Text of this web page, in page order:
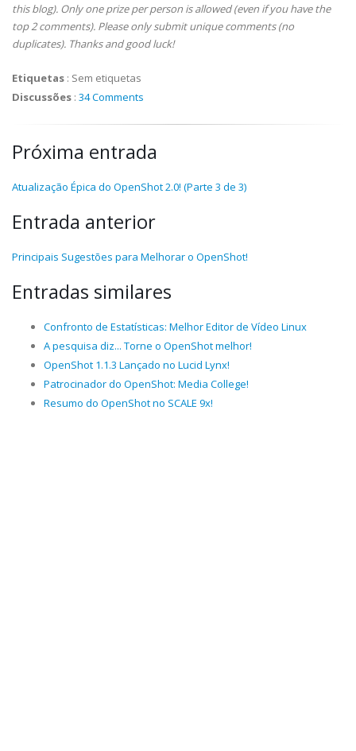
this blog). Only one prize per person is allowed (even if you have the
top 2 comments). Please only submit unique comments (no
duplicates). Thanks and good luck!
Etiquetas : Sem etiquetas
Discussões : 34 Comments
Próxima entrada
Atualização Épica do OpenShot 2.0! (Parte 3 de 3)
Entrada anterior
Principais Sugestões para Melhorar o OpenShot!
Entradas similares
Confronto de Estatísticas: Melhor Editor de Vídeo Linux
A pesquisa diz... Torne o OpenShot melhor!
OpenShot 1.1.3 Lançado no Lucid Lynx!
Patrocinador do OpenShot: Media College!
Resumo do OpenShot no SCALE 9x!